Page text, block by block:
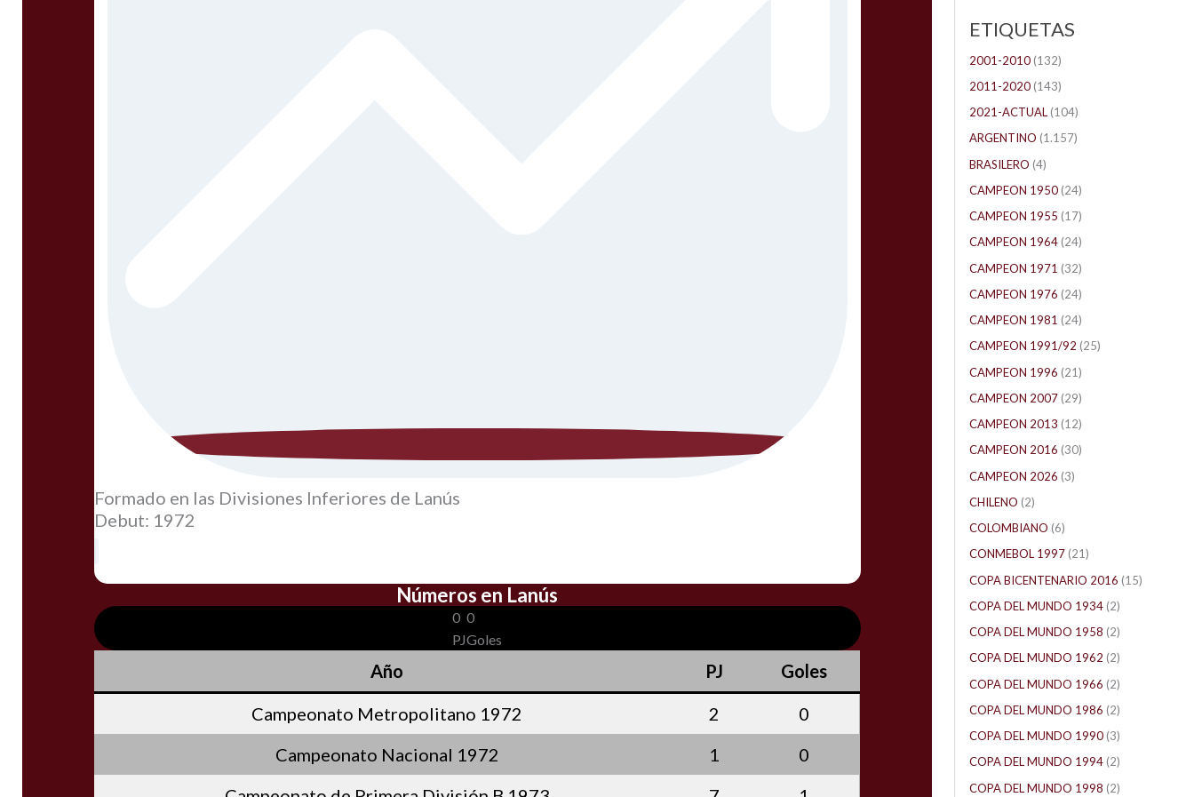
Formado en las Divisiones Inferiores de Lanús
Debut: 1972
Números en Lanús
0
PJ
0
Goles
Año PJ
Goles
Campeonato Metropolitano 1972
2
0
Campeonato Nacional 1972
1
0
ETIQUETAS
2001-2010 (132)
2011-2020 (143)
2021-ACTUAL (104)
ARGENTINO (1.157)
BRASILERO (4)
CAMPEON 1950 (24)
CAMPEON 1955 (17)
CAMPEON 1964 (24)
CAMPEON 1971 (32)
CAMPEON 1976 (24)
CAMPEON 1981 (24)
CAMPEON 1991/92 (25)
CAMPEON 1996 (21)
CAMPEON 2007 (29)
CAMPEON 2013 (12)
CAMPEON 2016 (30)
CAMPEON 2026 (3)
CHILENO (2)
COLOMBIANO (6)
CONMEBOL 1997 (21)
COPA BICENTENARIO 2016 (15)
COPA DEL MUNDO 1934 (2)
COPA DEL MUNDO 1958 (2)
COPA DEL MUNDO 1962 (2)
COPA DEL MUNDO 1966 (2)
COPA DEL MUNDO 1986 (2)
COPA DEL MUNDO 1990 (3)
COPA DEL MUNDO 1994 (2)
COPA DEL MUNDO 1998 (2)